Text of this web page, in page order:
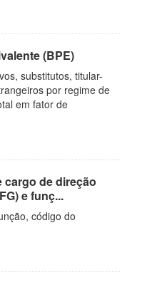
(BPE)
substitutos, titular-
por regime de
em fator de
cargo de direção
e funç...
código do